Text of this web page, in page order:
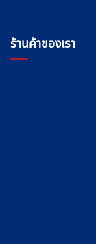
ร้านค้าของเรา